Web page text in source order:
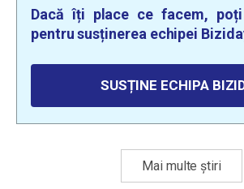
Dacă îți place ce facem,
pentru susținerea echipei
SUSȚINE ECHIPA
Mai multe știri